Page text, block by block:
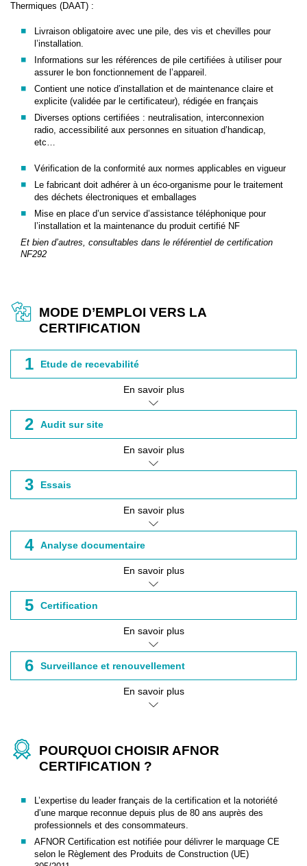
Thermiques (DAAT) :
Livraison obligatoire avec une pile, des vis et chevilles pour
l’installation.
Informations sur les références de pile certifiées à utiliser pour
assurer le bon fonctionnement de l’appareil.
Contient une notice d’installation et de maintenance claire et
explicite (validée par le certificateur), rédigée en français
Diverses options certifiées : neutralisation, interconnexion
radio, accessibilité aux personnes en situation d’handicap,
etc…
Vérification de la conformité aux normes applicables en vigueur
Le fabricant doit adhérer à un éco-organisme pour le traitement
des déchets électroniques et emballages
Mise en place d’un service d’assistance téléphonique pour
l’installation et la maintenance du produit certifié NF
Et bien d’autres, consultables dans le référentiel de certification
NF292
MODE D’EMPLOI VERS LA
CERTIFICATION
1 Etude de recevabilité
En savoir plus
2 Audit sur site
En savoir plus
3 Essais
En savoir plus
4 Analyse documentaire
En savoir plus
5 Certification
En savoir plus
6 Surveillance et renouvellement
En savoir plus
POURQUOI CHOISIR AFNOR
CERTIFICATION ?
L’expertise du leader français de la certification et la notoriété
d’une marque reconnue depuis plus de 80 ans auprès des
professionnels et des consommateurs.
AFNOR Certification est notifiée pour délivrer le marquage CE
selon le Règlement des Produits de Construction (UE)